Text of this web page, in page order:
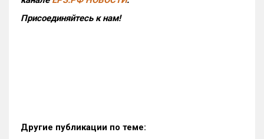
Присоединяйтесь к нам!
Другие публикации по теме: